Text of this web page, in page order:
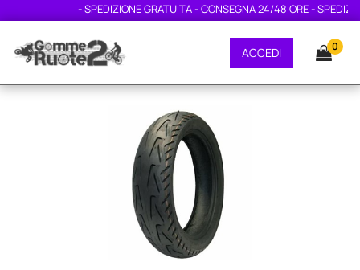
- SPEDIZIONE GRATUITA - CONSEGNA 24/48 ORE -
ACCEDI 0